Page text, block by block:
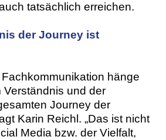
tatsächlich erreichen.
der Journey ist
hänge
und der
Journey der
Karin Reichl. „Das ist nicht
Media bzw. der Vielfalt,